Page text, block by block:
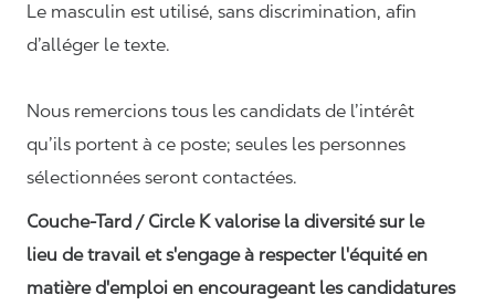
Le masculin est utilisé, sans discrimination, afin
d’alléger le texte.
Nous remercions tous les candidats de l’intérêt
qu’ils portent à ce poste; seules les personnes
sélectionnées seront contactées.
Couche-Tard / Circle K valorise la diversité sur le
lieu de travail et s'engage à respecter l'équité en
matière d'emploi en encourageant les candidatures